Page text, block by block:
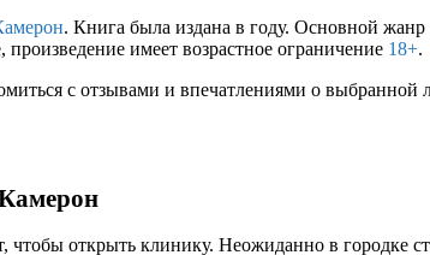
. Книга была издана в году. Основной жанр
имеет возрастное ограничение 18+.
с отзывами и впечатлениями о
чтобы открыть клинику. Неожиданно в городке